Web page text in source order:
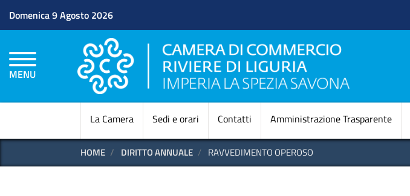
Domenica 9 Agosto 2026
MENU
La Camera Sedi e orari Contatti Amministrazione Trasparente
HOME DIRITTO ANNUALE RAVVEDIMENTO OPEROSO